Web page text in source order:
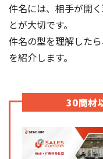
件名には、相手が開
とが大切です。
件名の型を理解した
を紹介します。
30商材